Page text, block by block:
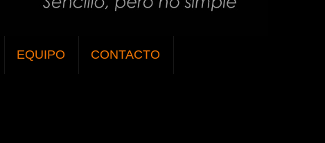
EQUIPO CONTACTO